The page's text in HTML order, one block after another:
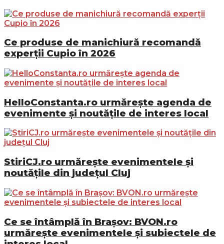
Ce produse de manichiură recomandă
experții Cupio în 2026
HelloConstanta.ro urmărește agenda de
evenimente și noutățile de interes local
StiriCJ.ro urmărește evenimentele și
noutățile din județul Cluj
Ce se întâmplă în Brașov: BVON.ro
urmărește evenimentele și subiectele de